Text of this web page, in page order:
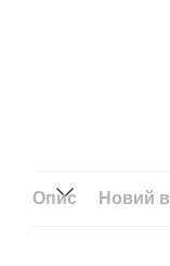
Опис Новий